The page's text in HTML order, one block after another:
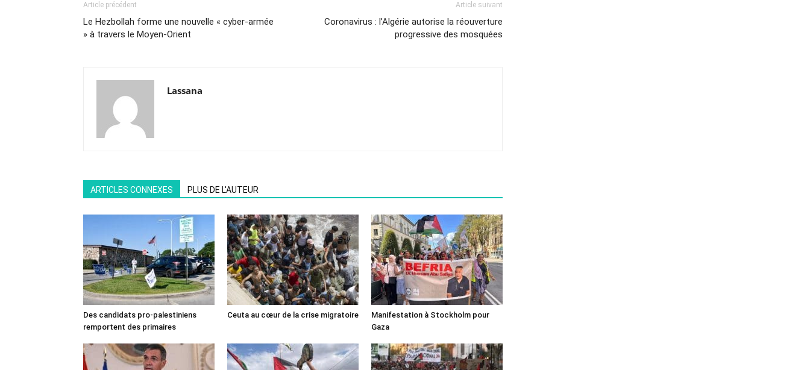
Article précédent
Le Hezbollah forme une nouvelle « cyber-armée
» à travers le Moyen-Orient
Article suivant
Coronavirus : l’Algérie autorise la réouverture
progressive des mosquées
Lassana
ARTICLES CONNEXES PLUS DE L'AUTEUR
Des candidats pro-palestiniens
remportent des primaires
Ceuta au cœur de la crise migratoire
Manifestation à Stockholm pour
Gaza